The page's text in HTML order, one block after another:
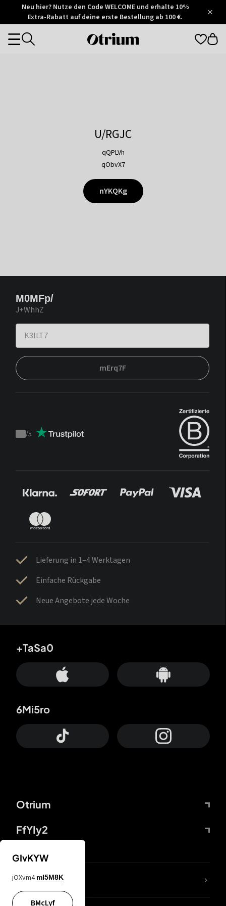
Otrium
Trustpilot
Neu hier? Nutze den Code WELCOME und erhalte 10%
Extra-Rabatt auf deine erste Bestellung ab 100 €.
Otrium
Categories
U/RGJC
qQPLVh
qObvX7
nYKQKg
M0MFp/
J+WhhZ
mErq7F
Trustpilot
/5
Lieferung in 1–4 Werktagen
Einfache Rückgabe
Neue Angebote jede Woche
Otrium
FfYIy2
+TaSa0
6Mi5ro
DDcvSo
GIvKYW
jOXvm4 mI5M8K
BMcLyf